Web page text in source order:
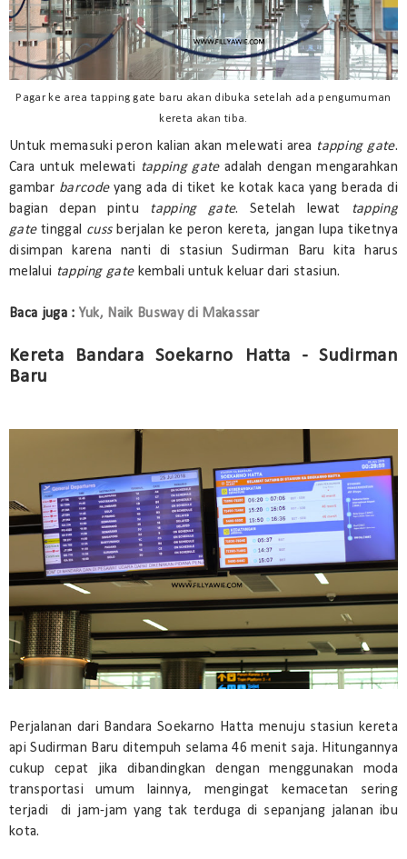
Pagar ke area tapping gate baru akan dibuka setelah ada pengumuman
kereta akan tiba.
Untuk memasuki peron kalian akan melewati area tapping gate.
Cara untuk melewati tapping gateadalah dengan mengarahkan
gambar barcodeyang ada di tiket ke kotak kaca yang berada di
bagian depan pintu
tapping gate. Setelah lewat
tapping
gatetinggal cuss berjalan ke peron kereta, jangan lupa tiketnya
disimpan karena nanti di stasiun Sudirman Baru kita harus
melalui tapping gatekembali untuk keluar dari stasiun.
Baca juga : Yuk, Naik Busway di Makassar
Kereta Bandara Soekarno Hatta - Sudirman
Baru
Perjalanan dari Bandara Soekarno Hatta menuju stasiun kereta
api Sudirman Baru ditempuh selama 46 menit saja. Hitungannya
cukup cepat jika dibandingkan dengan menggunakan moda
transportasi umum lainnya, mengingat kemacetan sering
terjadi di jam-jam yang tak terduga di sepanjang jalanan ibu
kota.